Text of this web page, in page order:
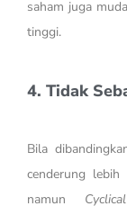
saham juga
tinggi.
4. Tidak
Bila
cenderung
namun